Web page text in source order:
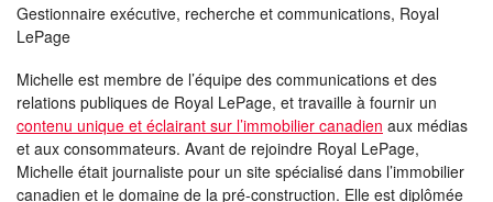
Gestionnaire exécutive, recherche et communications, Royal
LePage
Michelle est membre de l’équipe des communications et des
relations publiques de Royal LePage, et travaille à fournir un
contenu unique et éclairant sur l’immobilier canadien aux médias
et aux consommateurs. Avant de rejoindre Royal LePage,
Michelle était journaliste pour un site spécialisé dans l’immobilier
canadien et le domaine de la pré-construction. Elle est diplômée